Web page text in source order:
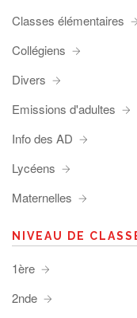
Classes élémentaires
Collégiens
Divers
Emissions d'adultes
Info des AD
Lycéens
Maternelles
NIVEAU DE
1ère
2nde